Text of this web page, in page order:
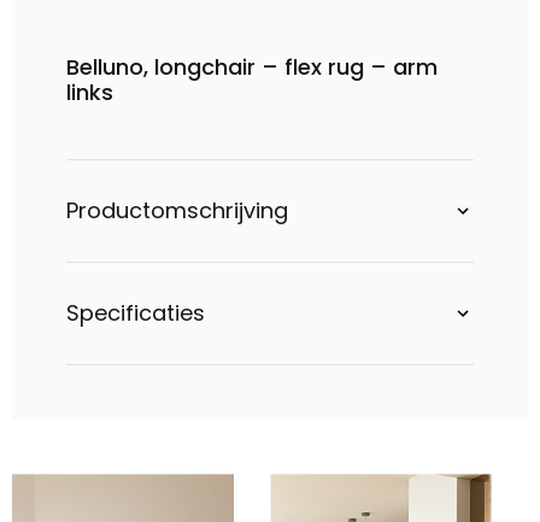
Belluno, longchair – flex rug – arm
links
Productomschrijving
Specificaties